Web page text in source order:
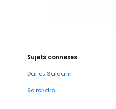
Sujets connexes
Dar es Salaam
Se rendre